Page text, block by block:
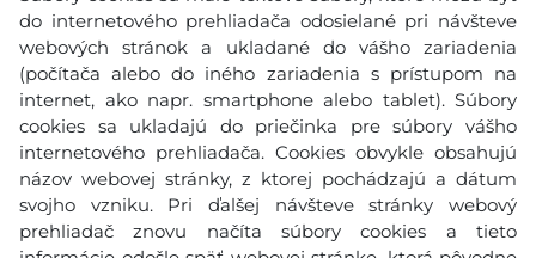
do internetového prehliadača odosielané pri návšteve
webových stránok a ukladané do vášho zariadenia
(počítača alebo do iného zariadenia s prístupom na
internet, ako napr. smartphone alebo tablet). Súbory
cookies sa ukladajú do priečinka pre súbory vášho
internetového prehliadača. Cookies obvykle obsahujú
názov webovej stránky, z ktorej pochádzajú a dátum
svojho vzniku. Pri ďalšej návšteve stránky webový
prehliadač znovu načíta súbory cookies a tieto